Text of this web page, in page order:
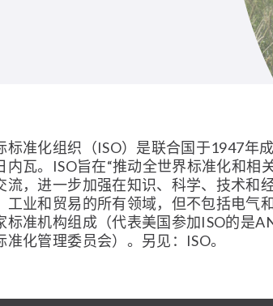
标准化组织（ISO）是联合国于1947年
内瓦。ISO旨在“推动全世界标准化和相
流，进一步加强在知识、科学、技术和
工业和贸易的所有领域，但不包括电气
标准机构组成（代表美国参加ISO的是
准化管理委员会）。另见：ISO。